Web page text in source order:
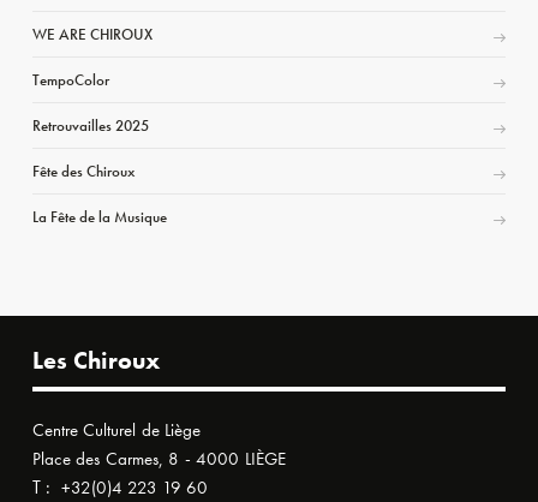
WE ARE CHIROUX
TempoColor
Retrouvailles 2025
Fête des Chiroux
La Fête de la Musique
Les Chiroux
Centre Culturel de Liège
Place des Carmes, 8 - 4000 LIÈGE
T : +32(0)4 223 19 60